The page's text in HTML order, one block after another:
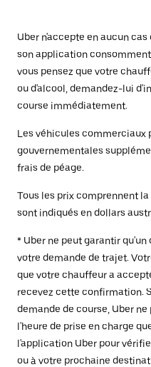
Uber n'accepte en aucun
son application
vous pensez que votre
ou d'alcool, demandez-lui
course immédiatement.
Les véhicules commerciaux
gouvernementales
frais de péage.
Tous les prix comprennent la
sont indiqués en dollars
* Uber ne peut garantir
votre demande de trajet.
que votre chauffeur a
recevez cette confirmation.
demande de course, Uber
l'heure de prise en charge
l'application Uber pour
ou à votre prochaine